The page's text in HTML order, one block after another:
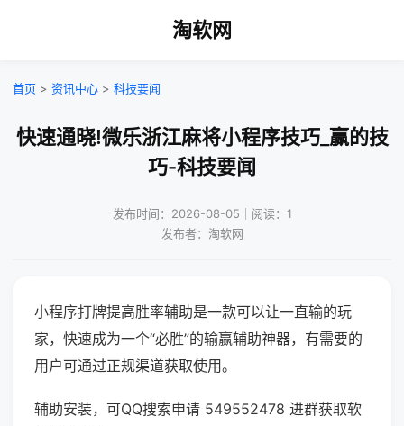
淘软网
首页 > 资讯中心 > 科技要闻
快速通晓!微乐浙江麻将小程序技巧_赢的技
巧-科技要闻
发布时间：2026-08-05｜阅读：1
发布者：淘软网
小程序打牌提高胜率辅助是一款可以让一直输的玩
家，快速成为一个“必胜”的输赢辅助神器，有需要的
用户可通过正规渠道获取使用。
辅助安装，可QQ搜索申请 549552478 进群获取软